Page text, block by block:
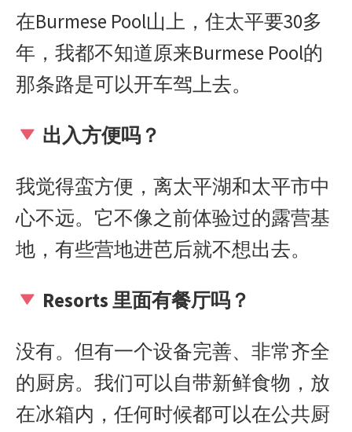
在Burmese Pool山上，住太平要30多
年，我都不知道原来Burmese Pool的
那条路是可以开车驾上去。
出入方便吗？
我觉得蛮方便，离太平湖和太平市中
心不远。它不像之前体验过的露营基
地，有些营地进芭后就不想出去。
Resorts里面有餐厅吗？
没有。但有一个设备完善、非常齐全
的厨房。我们可以自带新鲜食物，放
在冰箱内，任何时候都可以在公共厨